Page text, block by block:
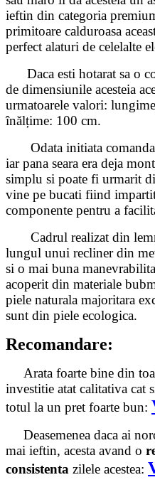
ieftin din categoria
primitoare calduroasa
perfect alaturi de celelalte
Daca esti hotarat sa o
de dimensiunile acesteia
urmatoarele valori:
înălțime: 100 cm.
Odata initiata comanda
iar pana seara era deja
simplu si poate fi urmarit
vine pe bucati fiind
componente pentru a
Cadrul realizat din lemn
lungul unui recliner din
si o mai buna
acoperit din materiale
piele naturala majoritara
sunt din piele ecologica.
Recomandare:
Arata foarte bine din
investitie atat calitativa cat
totul la un pret foarte bun:
Deasemenea daca ai
mai ieftin, acesta avand o
consistenta zilele acestea: